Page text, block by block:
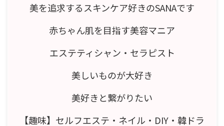
美を追求するスキンケア好きのSANAです
赤ちゃん肌を目指す美容マニア
エステティシャン・セラピスト
美しいものが大好き
美好きと繋がりたい
【趣味】セルフエステ・ネイル・DIY・韓ドラ